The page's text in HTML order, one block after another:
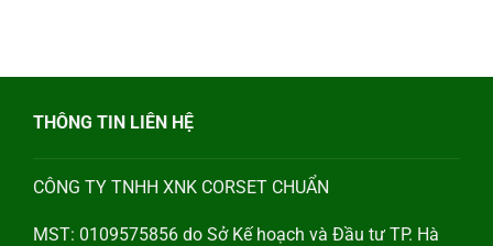
THÔNG TIN LIÊN HỆ
CÔNG TY TNHH XNK CORSET CHUẨN
MST: 0109575856 do Sở Kế hoạch và Đầu tư TP. Hà